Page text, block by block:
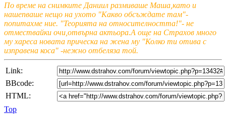
По време на снимките Даниил размиваше Маша,като и
нашепваше нещо на ухото "Какво обсъждате там"-
попитахме ние. "Теорията на относителността!"- не
отмествайки очи,отвърна актьора.А още на Страхов много
му хареса новата прическа на жена му "Колко ти отива с
изправена коса" -нежно отбеляза той.
Link:
BBcode:
HTML:
Top